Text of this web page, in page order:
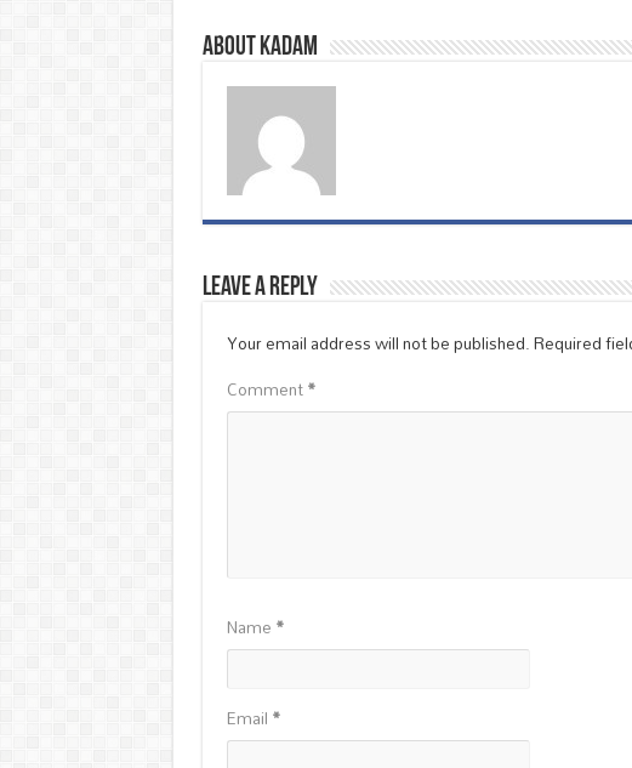
About Kadam
Leave a Reply
Your email address will not be published.Required
Comment*
Name*
Email*